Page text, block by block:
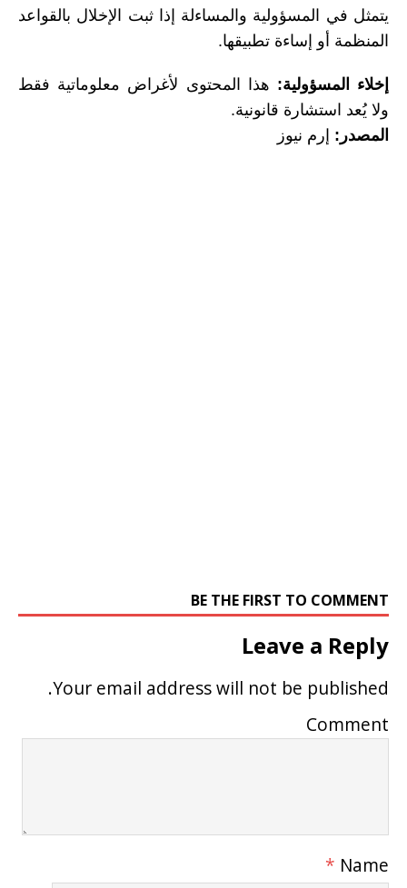
يتمثل في المسؤولية والمساءلة إذا ثبت الإخلال بالقواعد
المنظمة أو إساءة تطبيقها.
إخلاء المسؤولية: هذا المحتوى لأغراض معلوماتية فقط
ولا يُعد استشارة قانونية.
المصدر: إرم نيوز
BE THE FIRST TO COMMENT
Leave a Reply
Your email address will not be published.
Comment
Name
*